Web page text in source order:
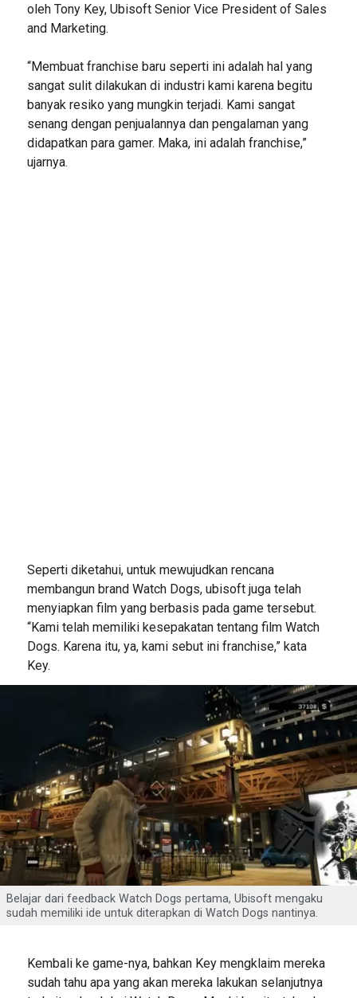
oleh Tony Key, Ubisoft Senior Vice President of Sales
and Marketing.
“Membuat franchise baru seperti ini adalah hal yang
sangat sulit dilakukan di industri kami karena begitu
banyak resiko yang mungkin terjadi. Kami sangat
senang dengan penjualannya dan pengalaman yang
didapatkan para gamer. Maka, ini adalah franchise,”
ujarnya.
Seperti diketahui, untuk mewujudkan rencana
membangun brand Watch Dogs, ubisoft juga telah
menyiapkan film yang berbasis pada game tersebut.
“Kami telah memiliki kesepakatan tentang film Watch
Dogs. Karena itu, ya, kami sebut ini franchise,” kata
Key.
Belajar dari feedback Watch Dogs pertama, Ubisoft mengaku
sudah memiliki ide untuk diterapkan di Watch Dogs nantinya.
Kembali ke game-nya, bahkan Key mengklaim mereka
sudah tahu apa yang akan mereka lakukan selanjutnya